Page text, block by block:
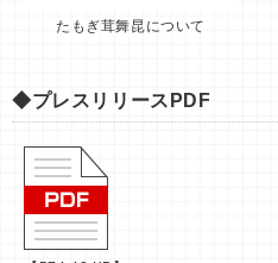
たもぎ茸舞昆について
◆プレスリリースPDF